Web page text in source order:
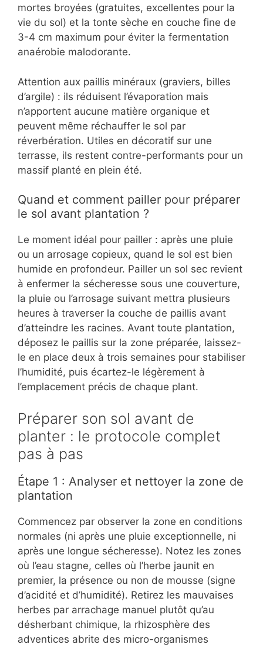
mortes broyées (gratuites, excellentes pour la
vie du sol) et la tonte sèche en couche fine de
3-4 cm maximum pour éviter la fermentation
anaérobie malodorante.
Attention aux paillis minéraux (graviers, billes
d’argile) : ils réduisent l’évaporation mais
n’apportent aucune matière organique et
peuvent même réchauffer le sol par
réverbération. Utiles en décoratif sur une
terrasse, ils restent contre-performants pour un
massif planté en plein été.
Quand et comment pailler pour préparer
le sol avant plantation ?
Le moment idéal pour pailler : après une pluie
ou un arrosage copieux, quand le sol est bien
humide en profondeur. Pailler un sol sec revient
à enfermer la sécheresse sous une couverture,
la pluie ou l’arrosage suivant mettra plusieurs
heures à traverser la couche de paillis avant
d’atteindre les racines. Avant toute plantation,
déposez le paillis sur la zone préparée, laissez-
le en place deux à trois semaines pour stabiliser
l’humidité, puis écartez-le légèrement à
l’emplacement précis de chaque plant.
Préparer son sol avant de
planter : le protocole complet
pas à pas
Étape 1 : Analyser et nettoyer la zone de
plantation
Commencez par observer la zone en conditions
normales (ni après une pluie exceptionnelle, ni
après une longue sécheresse). Notez les zones
où l’eau stagne, celles où l’herbe jaunit en
premier, la présence ou non de mousse (signe
d’acidité et d’humidité). Retirez les mauvaises
herbes par arrachage manuel plutôt qu’au
désherbant chimique, la rhizosphère des
adventices abrite des micro-organismes